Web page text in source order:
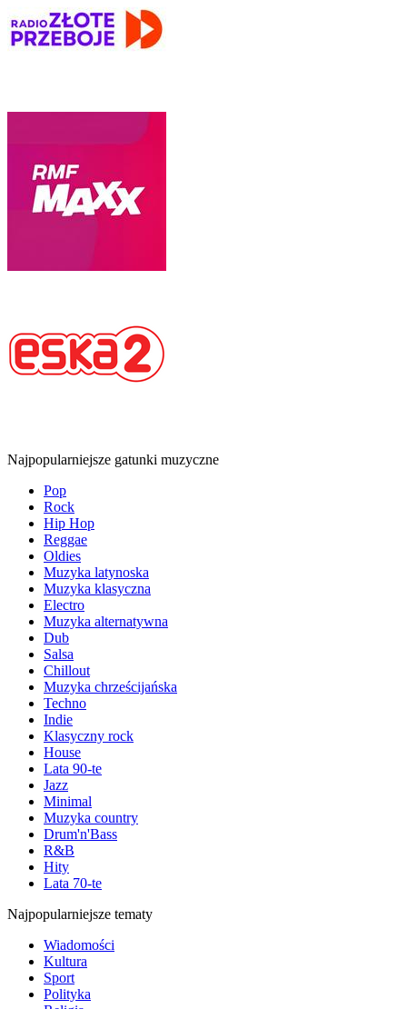
Najpopularniejsze gatunki muzyczne
Pop
Rock
Hip Hop
Reggae
Oldies
Muzyka latynoska
Muzyka klasyczna
Electro
Muzyka alternatywna
Dub
Salsa
Chillout
Muzyka chrześcijańska
Techno
Indie
Klasyczny rock
House
Lata 90-te
Jazz
Minimal
Muzyka country
Drum'n'Bass
R&B
Hity
Lata 70-te
Najpopularniejsze tematy
Wiadomości
Kultura
Sport
Polityka